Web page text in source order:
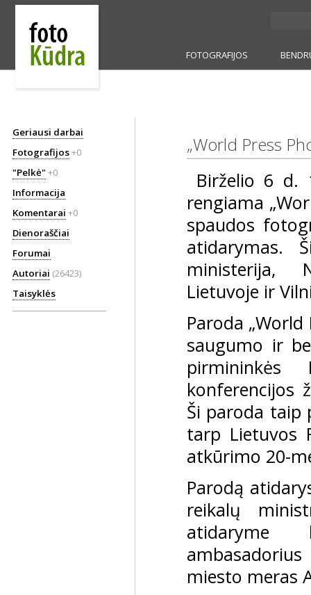
FOTOGRAFIJOS
Geriausi darbai
Fotografijos+0
"Pelkė" +0
Informacija
Komentarai +0
Dienoraščiai
Forumai
Autoriai (26423)
Taisyklės
„World Press
Birželio 6 d.
rengiama
spaudos
atidarymas.
ministerija,
Lietuvoje ir
Paroda
saugumo ir
pirmininkės
konferencijos
Ši paroda
tarp Lietuvos
atkūrimo 20-
Parodą
reikalų
atidaryme
miesto meras